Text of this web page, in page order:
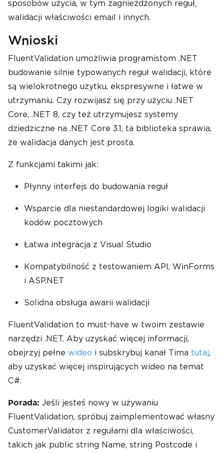
sposobów użycia, w tym zagnieżdżonych reguł,
walidacji właściwości email i innych.
Wnioski
FluentValidation umożliwia programistom .NET
budowanie silnie typowanych reguł walidacji, które
są wielokrotnego użytku, ekspresywne i łatwe w
utrzymaniu. Czy rozwijasz się przy użyciu .NET
Core, .NET 8, czy też utrzymujesz systemy
dziedziczne na .NET Core 3.1, ta biblioteka sprawia,
że walidacja danych jest prosta.
Z funkcjami takimi jak:
Płynny interfejs do budowania reguł
Wsparcie dla niestandardowej logiki walidacji
kodów pocztowych
Łatwa integracja z Visual Studio
Kompatybilność z testowaniem API, WinForms
i ASP.NET
Solidna obsługa awarii walidacji
FluentValidation to must-have w twoim zestawie
narzędzi .NET. Aby uzyskać więcej informacji,
obejrzyj pełne wideo i subskrybuj kanał Tima tutaj,
aby uzyskać więcej inspirujących wideo na temat
C#.
Porada: Jeśli jesteś nowy w używaniu
FluentValidation, spróbuj zaimplementować własny
CustomerValidator z regułami dla właściwości,
takich jak public string Name, string Postcode i